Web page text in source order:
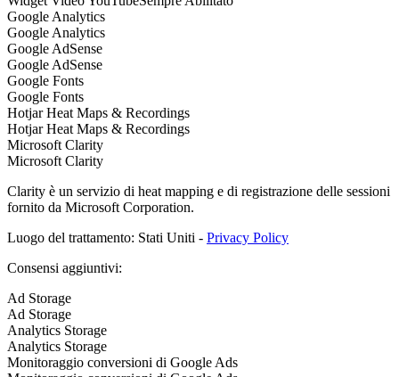
Google Analytics
Google Analytics
Google AdSense
Google AdSense
Google Fonts
Google Fonts
Hotjar Heat Maps & Recordings
Hotjar Heat Maps & Recordings
Microsoft Clarity
Microsoft Clarity
Clarity è un servizio di heat mapping e di registrazione delle sessioni
fornito da Microsoft Corporation.
Luogo del trattamento: Stati Uniti - Privacy Policy
Consensi aggiuntivi:
Ad Storage
Ad Storage
Analytics Storage
Analytics Storage
Monitoraggio conversioni di Google Ads